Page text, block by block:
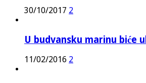
30/10/2017 2
U budvansku marinu biće
11/02/2016 2